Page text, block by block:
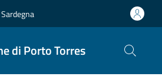
di Porto Torres